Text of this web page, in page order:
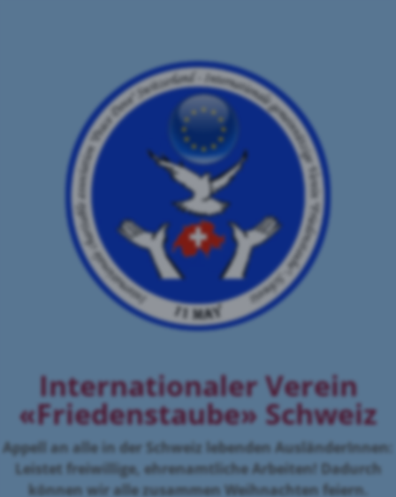
Internationaler Verein
«Friedenstaube» Schweiz
Appell an alle in der Schweiz lebenden AusländerInnen:
Leistet freiwillige, ehrenamtliche Arbeiten! Dadurch
können wir alle zusammen Weihnachten feiern.